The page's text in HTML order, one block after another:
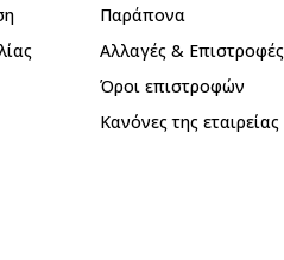
Παράπονα
Αλλαγές & Επιστροφές
Όροι επιστροφών
Κανόνες της εταιρείας